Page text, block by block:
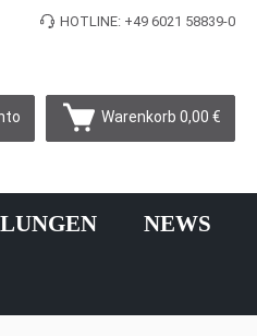
HOTLINE: +49 6021 58839-0
Warenkorb 0,00 €
NEWS